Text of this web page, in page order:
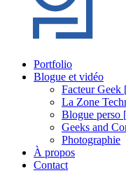
Menu
Portfolio
Blogue et vidéo
Facteur Geek
La Zone
Blogue perso
Geeks and
Photographie
À propos
Contact